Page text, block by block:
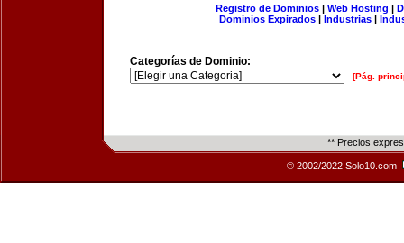
Registro de Dominios| Web Hosting |
Dominios Expirados | Industrias |
Categorías de Dominio:
[Pág.
** Precios
© 2002/2022 Solo10.com